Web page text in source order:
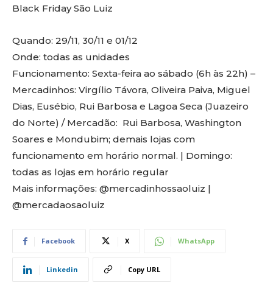
Black Friday São Luiz
Quando: 29/11, 30/11 e 01/12
Onde: todas as unidades
Funcionamento: Sexta-feira ao sábado (6h às 22h) –
Mercadinhos: Virgílio Távora, Oliveira Paiva, Miguel
Dias, Eusébio, Rui Barbosa e Lagoa Seca (Juazeiro
do Norte) / Mercadão: Rui Barbosa, Washington
Soares e Mondubim; demais lojas com
funcionamento em horário normal. | Domingo:
todas as lojas em horário regular
Mais informações: @mercadinhossaoluiz |
@mercadaosaoluiz
Facebook X WhatsApp
Linkedin Copy URL